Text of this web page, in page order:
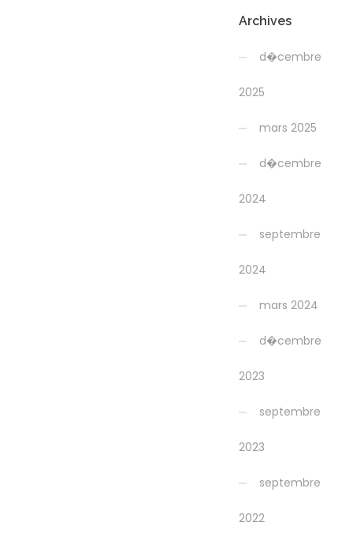
Archives
d�cembre
2025
mars 2025
d�cembre
2024
septembre
2024
mars 2024
d�cembre
2023
septembre
2023
septembre
2022